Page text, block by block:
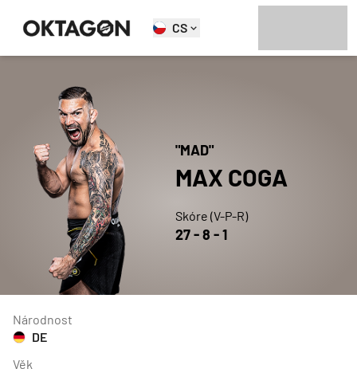
CS
"MAD"
MAX COGA
Skóre (V-P-R)
27-8 -1
Národnost
DE
Věk